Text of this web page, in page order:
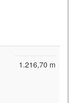
1.216,70 m